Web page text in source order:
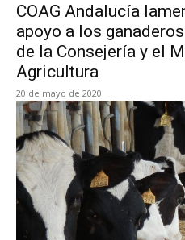
COAG Andalucía
apoyo a los
de la Consejería y el
Agricultura
20 de mayo de 2020